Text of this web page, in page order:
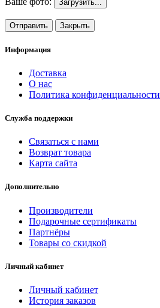
Загрузить...
Отправить Закрыть
Информация
Доставка
О нас
Политика конфиденциальности
Служба поддержки
Связаться с нами
Возврат товара
Карта сайта
Дополнительно
Производители
Подарочные сертификаты
Партнёры
Товары со скидкой
Личный кабинет
Личный кабинет
История заказов